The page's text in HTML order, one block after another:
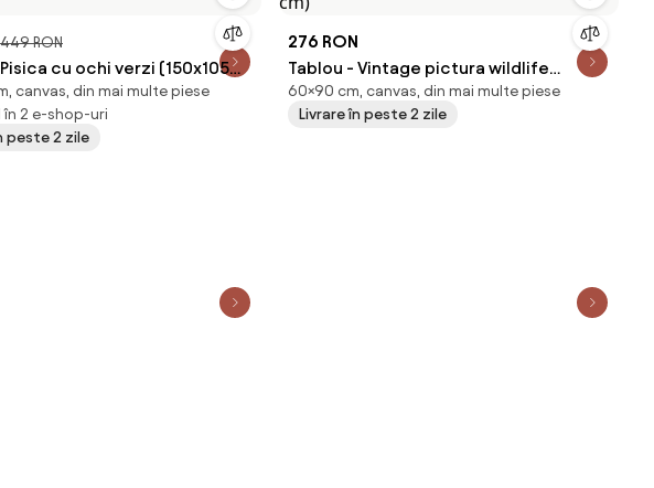
449 RON
cu ochi verzi (150x105
canvas, din mai multe piese
în 2 e-shop-uri
peste 2 zile
276 RON
Tablou - Vintage pictura wildlife
(90x60 cm)
60×90 cm, canvas, din mai multe piese
Livrare în peste 2 zile